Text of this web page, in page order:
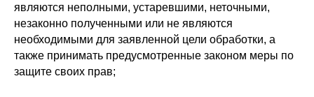
являются неполными, устаревшими, неточными,
незаконно полученными или не являются
необходимыми для заявленной цели обработки, а
также принимать предусмотренные законом меры по
защите своих прав;